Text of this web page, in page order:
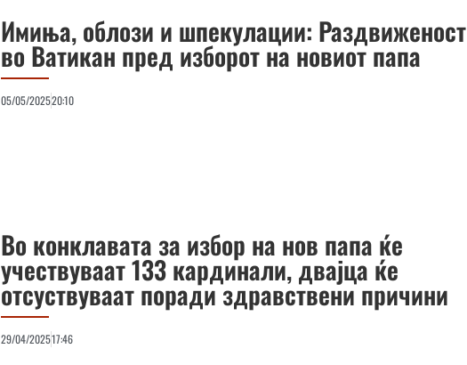
Имиња, облози и шпекулации: Раздвиженост
во Ватикан пред изборот на новиот папа
05/05/202520:10
Во конклавата за избор на нов папа ќе
учествуваат 133 кардинали, двајца ќе
отсуствуваат поради здравствени причини
29/04/202517:46